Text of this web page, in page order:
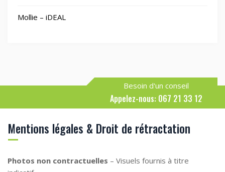
Mollie – iDEAL
Besoin d'un conseil
Appelez-nous: 067 21 33 12
Mentions légales & Droit de rétractation
Photos non contractuelles – Visuels fournis à titre